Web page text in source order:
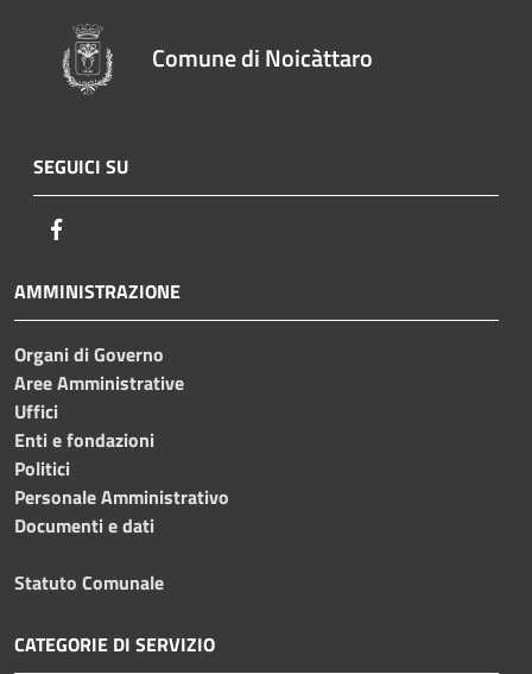
Comune di Noicàttaro
SEGUICI SU
AMMINISTRAZIONE
Organi di Governo
Aree Amministrative
Uffici
Enti e fondazioni
Politici
Personale Amministrativo
Documenti e dati
Statuto Comunale
CATEGORIE DI SERVIZIO